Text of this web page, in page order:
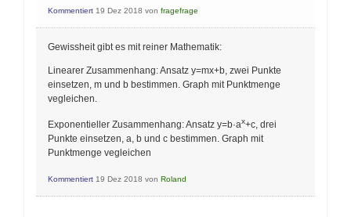
Kommentiert 19 Dez 2018 von fragefrage
Gewissheit gibt es mit reiner Mathematik:
Linearer Zusammenhang: Ansatz y=mx+b, zwei Punkte
einsetzen, m und b bestimmen. Graph mit Punktmenge
vegleichen.
Exponentieller Zusammenhang: Ansatz y=b·ax+c, drei
Punkte einsetzen, a, b und c bestimmen. Graph mit
Punktmenge vegleichen
Kommentiert 19 Dez 2018 von Roland